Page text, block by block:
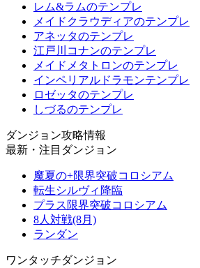
レム&ラムのテンプレ
メイドクラウディアのテンプレ
アネッタのテンプレ
江戸川コナンのテンプレ
メイドメタトロンのテンプレ
インペリアルドラモンテンプレ
ロゼッタのテンプレ
しづるのテンプレ
ダンジョン攻略情報
最新・注目ダンジョン
魔夏の+限界突破コロシアム
転生シルヴィ降臨
プラス限界突破コロシアム
8人対戦(8月)
ランダン
ワンタッチダンジョン